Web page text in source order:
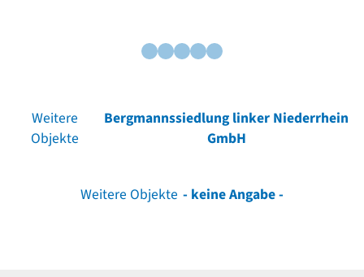
Weitere
Objekte
Bergmannssiedlung linker Niederrhein
GmbH
Weitere Objekte - keine Angabe -